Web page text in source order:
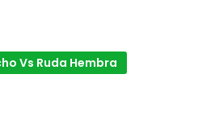
Vs Ruda Hembra